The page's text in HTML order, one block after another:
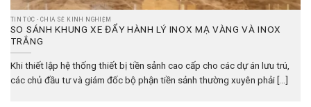
TIN TỨC - CHIA SẺ KINH NGHIỆM
SO SÁNH KHUNG XE ĐẨY HÀNH LÝ INOX MẠ VÀNG VÀ INOX
TRẮNG
Khi thiết lập hệ thống thiết bị tiền sảnh cao cấp cho các dự án lưu trú,
các chủ đầu tư và giám đốc bộ phận tiền sảnh thường xuyên phải [...]